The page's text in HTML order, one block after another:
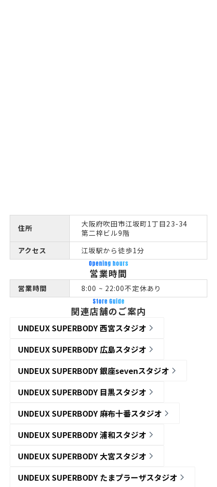
住所
大阪府吹田市江坂町1丁目23-34
第二梓ビル9階
アクセス
江坂駅から徒歩1分
Opening hours
営業時間
営業時間 8:00 ~ 22:00不定休あり
Store Guide
関連店舗のご案内
UNDEUX SUPERBODY 西宮スタジオ
UNDEUX SUPERBODY 広島スタジオ
UNDEUX SUPERBODY 銀座sevenスタジオ
UNDEUX SUPERBODY 目黒スタジオ
UNDEUX SUPERBODY 麻布十番スタジオ
UNDEUX SUPERBODY 浦和スタジオ
UNDEUX SUPERBODY 大宮スタジオ
UNDEUX SUPERBODY たまプラーザスタジオ